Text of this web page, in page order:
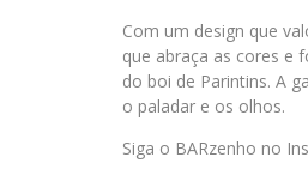
Com um design que
que abraça as cores e
do boi de Parintins. A
o paladar e os olhos.
Siga o BARzenho no